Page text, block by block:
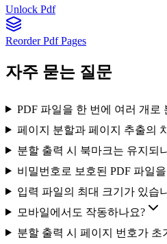
Unlock Pdf
Reorder Pdf Pages
자주 묻는 질문
PDF 파일을 한 번에 여러 개로
페이지 분할과 페이지 추출의
분할 출력 시 북마크는 유지되
비밀번호로 보호된 PDF 파일
입력 파일의 최대 크기가 있습
모바일에서도 작동하나요?
분할 출력 시 페이지 번호가 초